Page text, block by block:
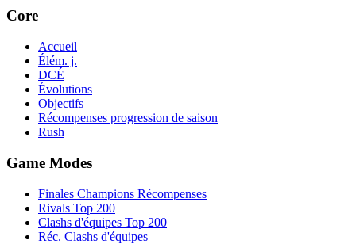
Core
Accueil
Élém. j.
DCÉ
Évolutions
Objectifs
Récompenses progression de saison
Rush
Game Modes
Finales Champions Récompenses
Rivals Top 200
Clashs d'équipes Top 200
Réc. Clashs d'équipes